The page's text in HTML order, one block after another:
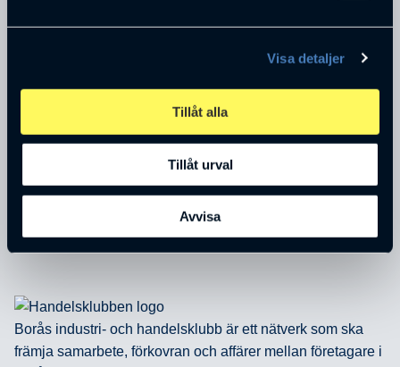
Visa detaljer
Tillåt alla
Tillåt urval
Avvisa
Borås industri- och handelsklubb är ett nätverk som ska
främja samarbete, förkovran och affärer mellan företagare i